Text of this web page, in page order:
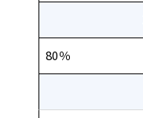
80％